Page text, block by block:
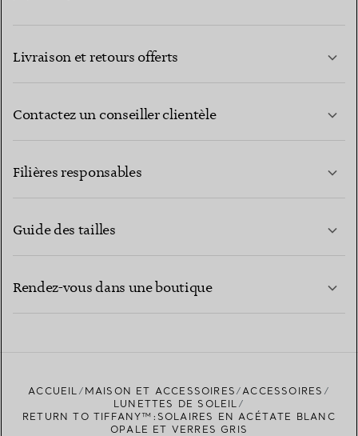
Livraison et retours offerts
Contactez un conseiller clientèle
Filières responsables
Guide des tailles
Rendez-vous dans une boutique
TROUVEZ LA BOUTIQUE LA PLUS PROCHE
ACCUEIL MAISON ET ACCESSOIRES
ACCESSOIRES
LUNETTES DE SOLEIL
RETURN TO TIFFANY™:SOLAIRES EN ACÉTATE BLANC
OPALE ET VERRES GRIS